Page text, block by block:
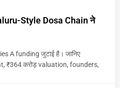
Style Dosa Chain ने
A funding जुटाई है। जानिए
₹364 करोड़ valuation, founders,